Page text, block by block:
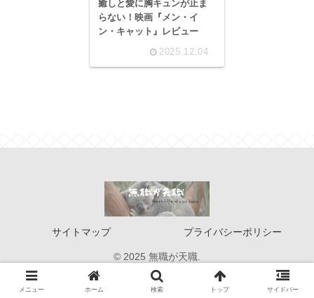
癒しと愛に胸キュンが止ま
らない！映画『メン・イ
ン・キャット』レビュー
2025.12.04
サイトマップ プライバシーポリシー
© 2025 無職が天職.
メニュー ホーム 検索 トップ サイドバー